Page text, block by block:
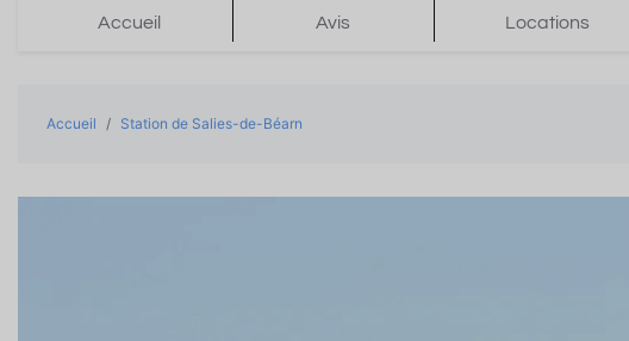
Accueil Avis Locations
Accueil Station de Salies-de-Béarn